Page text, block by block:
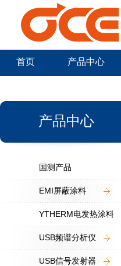
首页 产品中心
产品中心
国测产品
EMI屏蔽涂料
YTHERM电发热涂料
USB频谱分析仪
USB信号发射器